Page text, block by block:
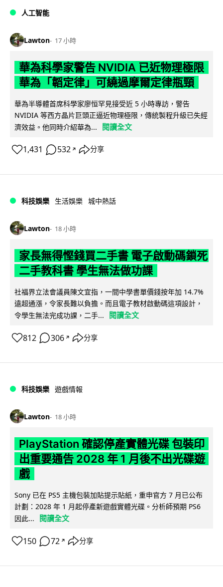
人工智能
Lawton 17 小時
華為科學家警告 NVIDIA 已近物理極限
華為「韜定律」可繞過摩爾定律瓶頸
華為半導體首席科學家廖恒罕見接受近 5 小時專訪，警告
NVIDIA 等西方晶片巨頭正逼近物理極限，傳統製程升級已失經
濟效益。他同時介紹華為...
閱讀全文
1,431 532 ↗ 分享
科技娛樂 生活娛樂 城中熱話
Lawton 18 小時
家長無得慳錢買二手書 電子啟動碼鎖死
二手教科書 學生無法做功課
社福界立法會議員陳文宜指，一間中學書單價錢按年加 14.7%
遠超通漲，令家長難以負擔。而且電子教材啟動碼這項設計，
令學生無法完成功課，二手...
閱讀全文
812 306 ↗ 分享
科技娛樂 遊戲情報
Lawton 18 小時
PlayStation 確認停產實體光碟 包裝印
出重要通告 2028 年 1 月後不出光碟遊
戲
Sony 已在 PS5 主機包裝加貼提示貼紙，重申官方 7 月已公布
計劃：2028 年 1 月起停產新遊戲實體光碟。分析師預期 PS6
因此...
閱讀全文
150 72 ↗ 分享